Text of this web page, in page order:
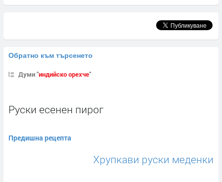
Обратно към търсенето
Думи "индийско орехче"
Руски есенен пирог
Предишна рецепта
Хрупкави руски меденки